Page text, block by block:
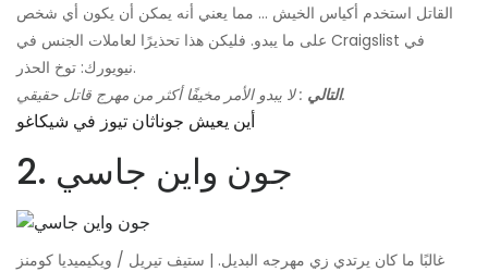
القاتل استخدم أكياس الخيش ... مما يعني أنه يمكن أن يكون أي شخص
على ما يبدو. فليكن هذا تحذيرًا لعاملات الجنس في Craigslist في
نيويورك: توخ الحذر.
التالي: لا يبدو الأمر مخيفًا أكثر من مهرج قاتل حقيقي.
أين يعيش جوناثان تيوز في شيكاغو
2. جون واين جاسي
غالبًا ما كان يرتدي زي مهرجه البديل. | ستيف تيريل / ويكيميديا ​​كومنز